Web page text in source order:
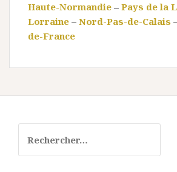
Haute-Normandie – Pays de la
Lorraine – Nord-Pas-de-Calais
de-France